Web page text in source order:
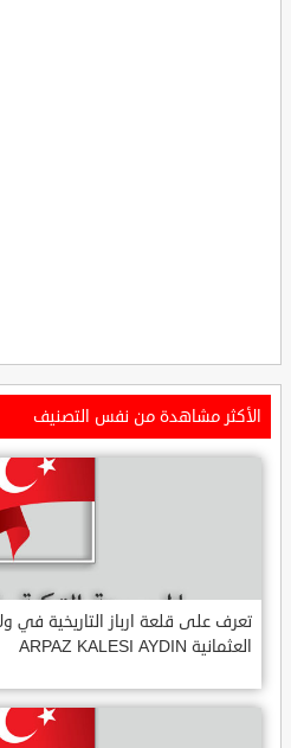
الأكثر مشاهدة من نفس التصنيف
تعرف على قلعة ارباز التاريخية في
العثمانية ARPAZ KALESI AYDIN